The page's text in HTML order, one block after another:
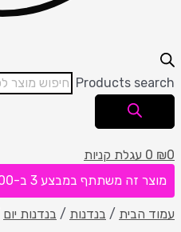
Products search
₪0
0 עגלת קניות
מוצר זה משתתף במבצע 3 ב-100
עמוד הבית / בנדנות / בנדנות יום